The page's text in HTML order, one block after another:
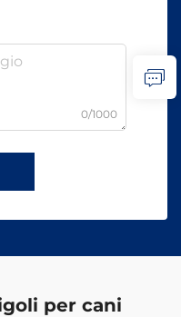
0/1000
per cani